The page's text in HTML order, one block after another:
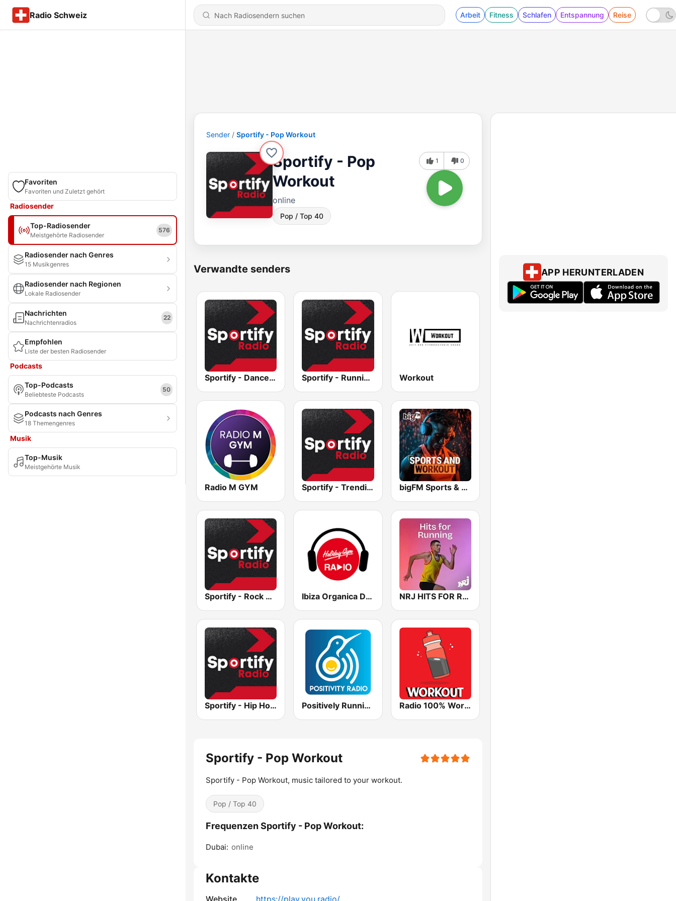
Radio Schweiz Arbeit Fitness Schlafen Entspannung Reise
Favoriten
Favoriten und Zuletzt gehört
Radiosender
Top-Radiosender
Meistgehörte Radiosender
576
Radiosender nach Genres
15 Musikgenres
Radiosender nach Regionen
Lokale Radiosender
Nachrichten
Nachrichtenradios
22
Empfohlen
Liste der besten Radiosender
Podcasts
Top-Podcasts
Beliebteste Podcasts
50
Podcasts nach Genres
18 Themengenres
Musik
Top-Musik
Meistgehörte Musik
Sender Sportify - Pop Workout
Sportify - Pop
Workout
online
Pop / Top 40
1 0
Verwandte senders
Sportify - Dance Workout Sportify - Running Workout 160 BPM Workout
Radio M GYM Sportify - Trending Workout bigFM Sports & Workout
Sportify - Rock Workout Ibiza Organica Dance NRJ HITS FOR RUNNING
Sportify - Hip Hop Workout Positively Running Radio 100% Workout
Sportify - Pop Workout
Sportify - Pop Workout, music tailored to your workout.
Pop / Top 40
Frequenzen Sportify - Pop Workout:
Dubai: online
Kontakte
APP HERUNTERLADEN